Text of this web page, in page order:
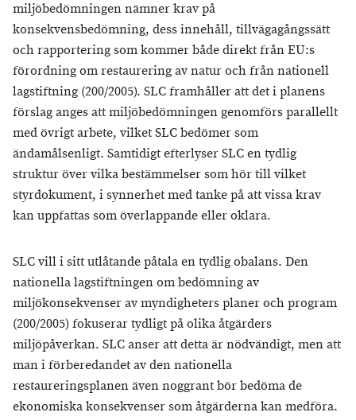
miljöbedömningen nämner krav på
konsekvensbedömning, dess innehåll, tillvägagångssätt
och rapportering som kommer både direkt från EU:s
förordning om restaurering av natur och från nationell
lagstiftning (200/2005). SLC framhåller att det i planens
förslag anges att miljöbedömningen genomförs parallellt
med övrigt arbete, vilket SLC bedömer som
ändamålsenligt. Samtidigt efterlyser SLC en tydlig
struktur över vilka bestämmelser som hör till vilket
styrdokument, i synnerhet med tanke på att vissa krav
kan uppfattas som överlappande eller oklara.
SLC vill i sitt utlåtande påtala en tydlig obalans. Den
nationella lagstiftningen om bedömning av
miljökonsekvenser av myndigheters planer och program
(200/2005) fokuserar tydligt på olika åtgärders
miljöpåverkan. SLC anser att detta är nödvändigt, men att
man i förberedandet av den nationella
restaureringsplanen även noggrant bör bedöma de
ekonomiska konsekvenser som åtgärderna kan medföra.